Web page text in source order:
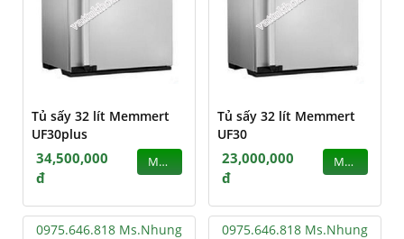
Tủ sấy 32 lít Memmert
UF30plus
34,500,000
đ
MUA
Tủ sấy 32 lít Memmert
UF30
23,000,000
đ
MUA
0975.646.818 Ms.Nhung 0975.646.818 Ms.Nhung